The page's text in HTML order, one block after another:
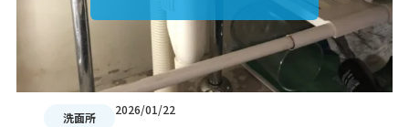
洗面所
2026/01/22